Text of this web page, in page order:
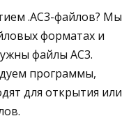
.AC3-файлов? Мы
форматах и
файлы AC3.
программы,
для открытия или